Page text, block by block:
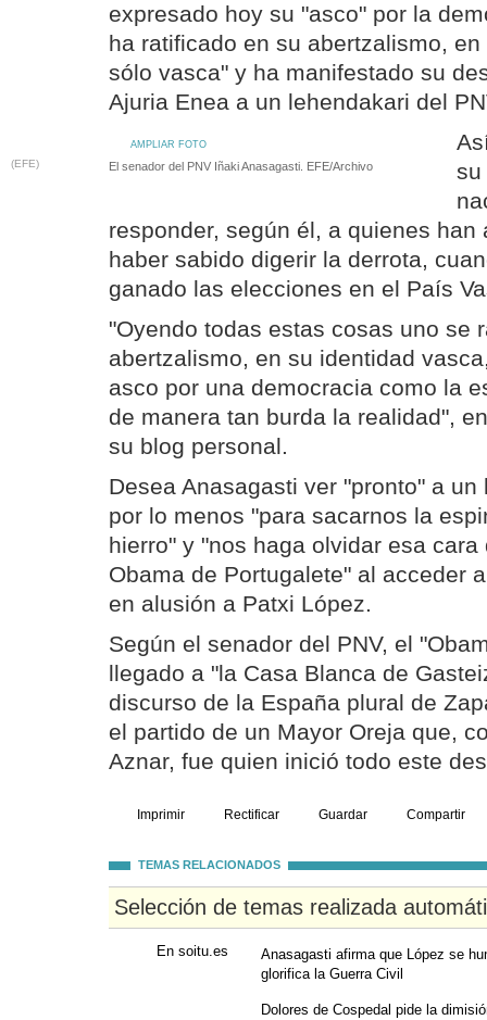
expresado hoy su "asco" por la
ha ratificado en su abertzalismo,
sólo vasca" y ha manifestado su
Ajuria Enea a un lehendakari del
AMPLIAR FOTO
(EFE) El senador del PNV Iñaki Anasagasti. EFE/Archivo
su
responder, según él, a quienes han
haber sabido digerir la derrota,
ganado las elecciones en el País
"Oyendo todas estas cosas uno se
abertzalismo, en su identidad
asco por una democracia como la
de manera tan burda la realidad",
su blog personal.
Desea Anasagasti ver "pronto" a un
por lo menos "para sacarnos la
hierro" y "nos haga olvidar esa
Obama de Portugalete" al acceder
en alusión a Patxi López.
Según el senador del PNV, el
llegado a "la Casa Blanca de
discurso de la España plural de
el partido de un Mayor Oreja que,
Aznar, fue quien inició todo este
Imprimir Rectificar Guardar Compartir
TEMAS RELACIONADOS
Selección de temas realizada
En soitu.es
Anasagasti afirma que López se
glorifica la Guerra Civil
Dolores de Cospedal pide la